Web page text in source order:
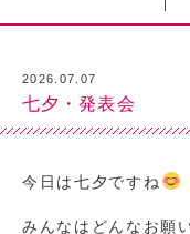
2026.07.07
七夕・発表会
今日は七夕ですね
みんなはどんなお願